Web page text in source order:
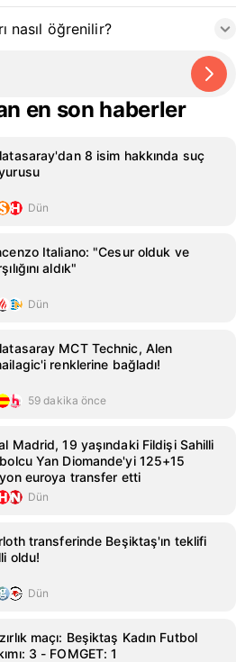
nasıl öğrenilir?
en son haberler
8 isim hakkında suç
Dün
Italiano: "Cesur olduk ve
aldık"
Dün
MCT Technic, Alen
renklerine bağladı!
59 dakika önce
Madrid, 19 yaşındaki Fildişi Sahilli
Yan Diomande'yi 125+15
euroya transfer etti
Dün
transferinde Beşiktaş'ın teklifi
oldu!
Dün
maçı: Beşiktaş Kadın Futbol
3 - FOMGET: 1